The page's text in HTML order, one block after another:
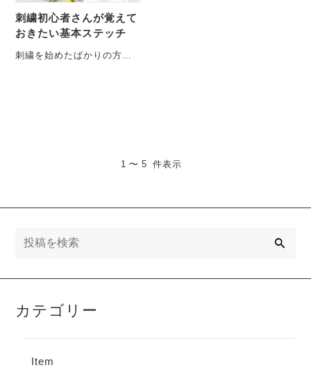
刺繍初心者さんが覚えて
おきたい基本ステッチ
刺繍を始めたばかりの方に
1 〜 5 件表示
カテゴリー
Item